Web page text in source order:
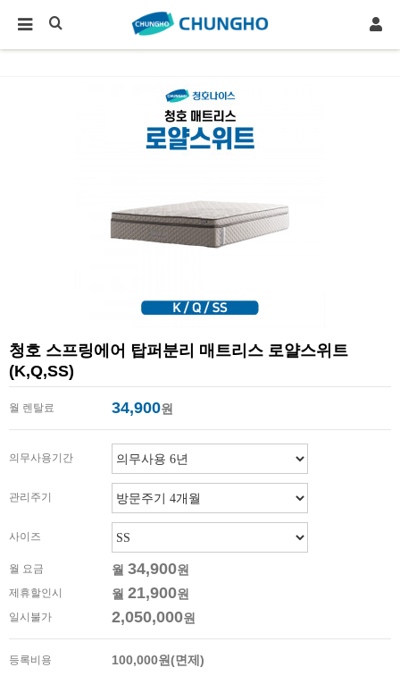
청호 스프링에어 탑퍼분리 매트리스 로얄스위트
(K,Q,SS)
월 렌탈료 34,900원
의무사용기간
관리주기
사이즈
월 요금 월 34,900원
제휴할인시 월 21,900원
일시불가 2,050,000원
등록비용 100,000원(면제)